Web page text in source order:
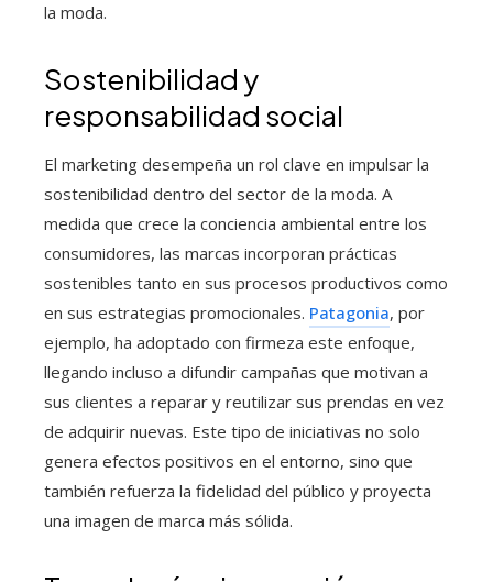
la moda.
Sostenibilidad y
responsabilidad social
El marketing desempeña un rol clave en impulsar la
sostenibilidad dentro del sector de la moda. A
medida que crece la conciencia ambiental entre los
consumidores, las marcas incorporan prácticas
sostenibles tanto en sus procesos productivos como
en sus estrategias promocionales. Patagonia, por
ejemplo, ha adoptado con firmeza este enfoque,
llegando incluso a difundir campañas que motivan a
sus clientes a reparar y reutilizar sus prendas en vez
de adquirir nuevas. Este tipo de iniciativas no solo
genera efectos positivos en el entorno, sino que
también refuerza la fidelidad del público y proyecta
una imagen de marca más sólida.